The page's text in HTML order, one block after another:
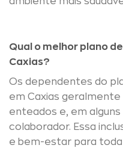
Qual o melhor plano
Caxias?
Os dependentes do
em Caxias geralmente
enteados e, em
colaborador. Essa
e bem-estar para